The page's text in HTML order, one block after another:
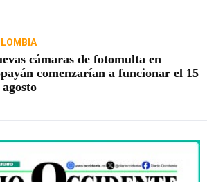
cámaras de fotomulta en
comenzarían a funcionar el 15
agosto